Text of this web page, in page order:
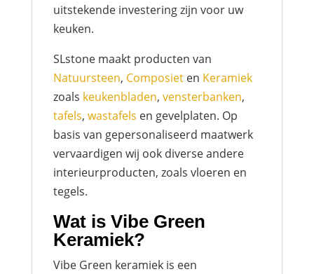
uitstekende investering zijn voor uw
keuken.
SLstone maakt producten van
Natuursteen, Composieten Keramiek
zoals keukenbladen, vensterbanken,
tafels, wastafels en gevelplaten. Op
basis van gepersonaliseerd maatwerk
vervaardigen wij ook diverse andere
interieurproducten, zoals vloeren en
tegels.
Wat is Vibe Green
Keramiek?
Vibe Green keramiek is een